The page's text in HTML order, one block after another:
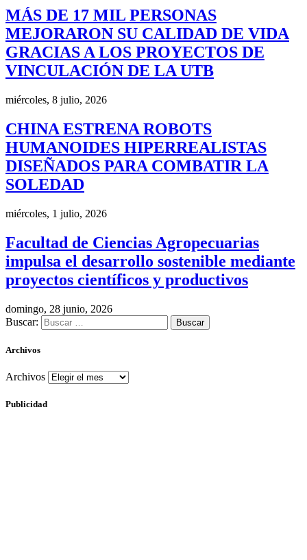
MÁS DE 17 MIL PERSONAS
MEJORARON SU CALIDAD DE VIDA
GRACIAS A LOS PROYECTOS DE
VINCULACIÓN DE LA UTB
miércoles, 8 julio, 2026
CHINA ESTRENA ROBOTS
HUMANOIDES HIPERREALISTAS
DISEÑADOS PARA COMBATIR LA
SOLEDAD
miércoles, 1 julio, 2026
Facultad de Ciencias Agropecuarias
impulsa el desarrollo sostenible mediante
proyectos científicos y productivos
domingo, 28 junio, 2026
Buscar:
Archivos
Archivos
Publicidad